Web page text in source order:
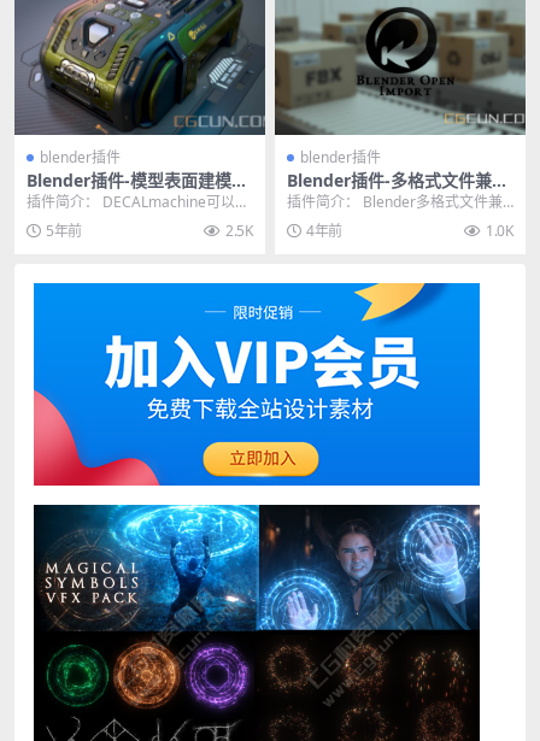
blender插件
Blender插件-模型表面建模贴
图插件 DecalMachine V2.3.0
For Blender 2.83+
插件简介： DECALmachine可以直
接在模型的表面进行贴图建模，可
视化操作...
5年前 2.5K
blender插件
Blender插件-多格式文件兼容
导入插件 Open import V1.1.
0
插件简介： Blender多格式文件兼
容导入插件 Open import V1....
4年前 1.0K